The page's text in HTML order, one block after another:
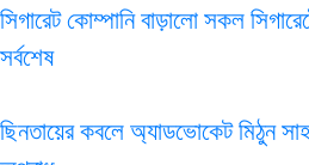
সিগারেট কোম্পানি বাড়ালো সকল
সর্বশেষ
ছিনতায়ের কবলে অ্যাডভোকেট মিঠুন